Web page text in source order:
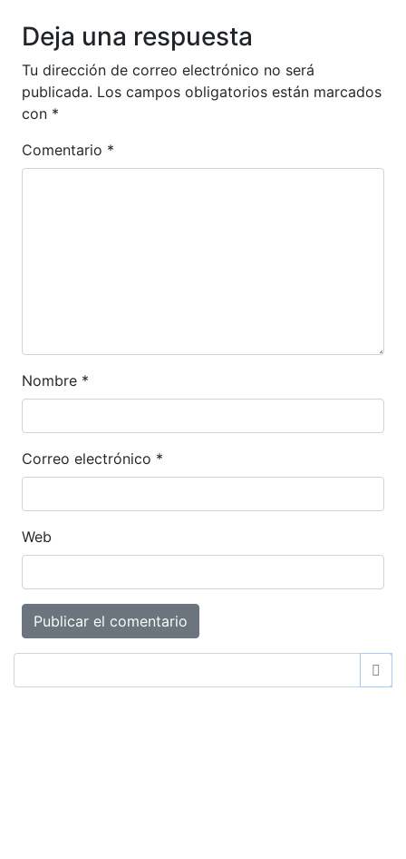
Deja una respuesta
Tu dirección de correo electrónico no será
publicada. Los campos obligatorios están marcados
con *
Comentario *
Nombre *
Correo electrónico *
Web